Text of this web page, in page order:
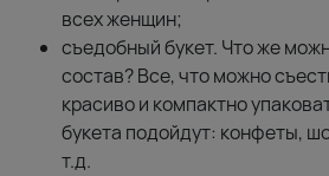
всех женщин;
съедобный букет. Что же
состав? Все, что можно
красиво и компактно
букета подойдут: конфеты,
т.д.